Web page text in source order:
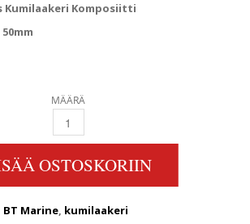
Kumilaakeri Komposiitti
MÄÄRÄ
50MM/70MM VETUS KUMILAAKERI
OSTOSKORIIN
BT Marine, kumilaakeri